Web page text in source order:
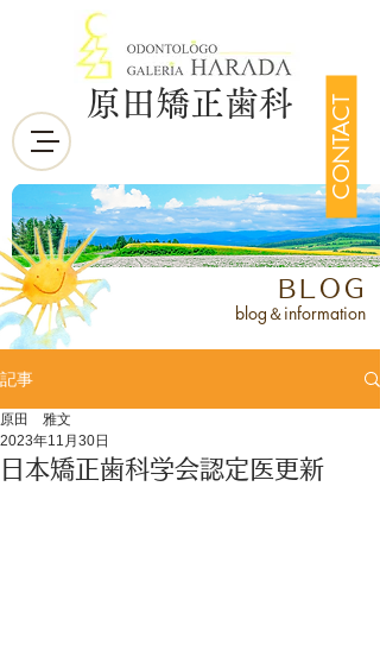
CONTACT
原田矯正歯科
BLOG
blog＆information
記事
日本矯正歯科学会認定医更新
原田 雅文
2023年11月30日